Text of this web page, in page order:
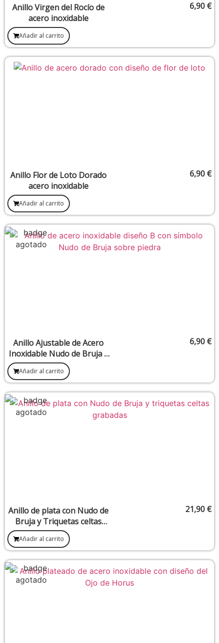
Anillo Virgen del Rocío de
acero inoxidable
6,90 €
Añadir al carrito
Anillo Flor de Loto Dorado
acero inoxidable
6,90 €
Añadir al carrito
Anillo Ajustable de Acero
Inoxidable Nudo de Bruja –
Diseño B
6,90 €
Añadir al carrito
Anillo de plata con Nudo de
Bruja y Triquetas celtas
(Talla 17)
21,90 €
Añadir al carrito